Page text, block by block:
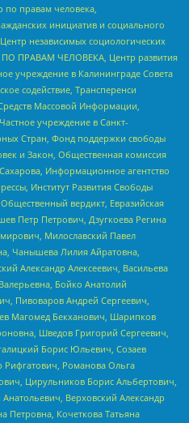
по правам человека,
инициатив и социального
независимых социологических
ПРАВАМ ЧЕЛОВЕКА, Центр развития
учреждение в Калининграде Совета
содействие, Трансперенси
Массовой Информации,
учреждение в Санкт-
Стран, Фонд поддержки свободы
и Закон, Общественная комиссия
Информационное агентство
Институт Развития Свободы
вердикт, Евразийская
Петр Петрович, Дзугкоева Регина
Милославский Павел
Чанышева Лилия Айратовна,
Александр Алексеевич, Васильева
Бойко Анатолий
Пивоваров Андрей Сергеевич,
Магомед Бекханович, Шарипков
Шведов Григорий Сергеевич,
Борис Юльевич, Созаев
Рифгатович, Романова Ольга
Цирульников Борис Альбертович,
Верховский Александр
Петровна, Кочеткова Татьяна